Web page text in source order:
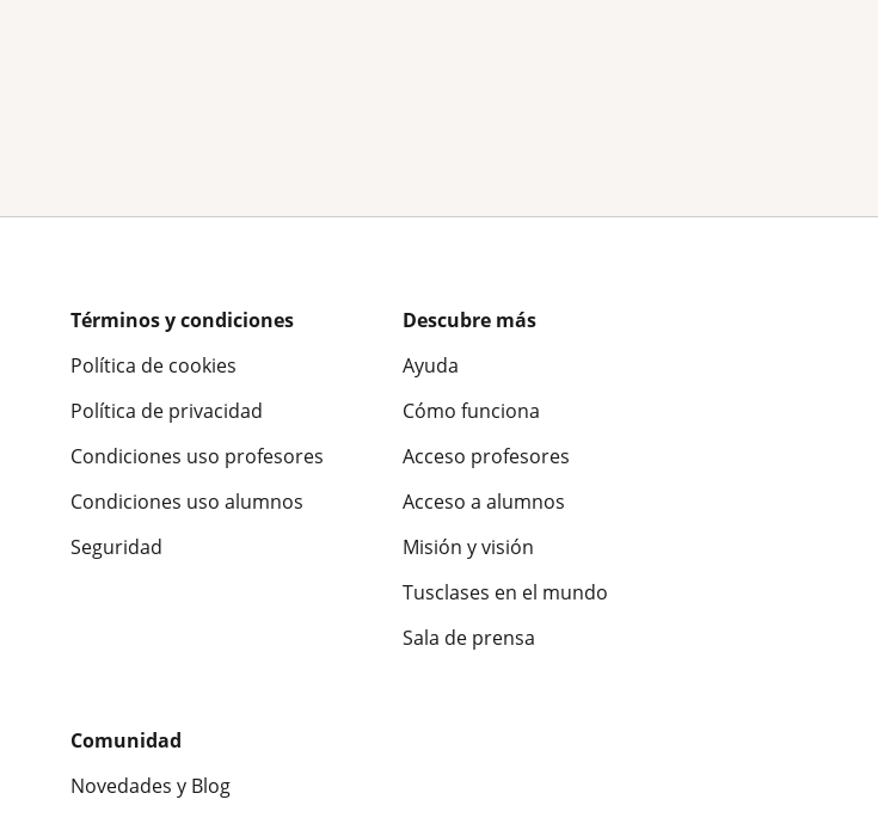
Términos y condiciones
Política de cookies
Política de privacidad
Condiciones uso profesores
Condiciones uso alumnos
Seguridad
Descubre más
Ayuda
Cómo funciona
Acceso profesores
Acceso a alumnos
Misión y visión
Tusclases en el mundo
Sala de prensa
Comunidad
Novedades y Blog